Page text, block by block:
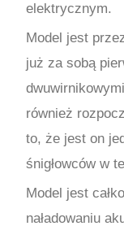
elektrycznym.
Model jest
już za sobą
również
to, że jest on
śnigłowców w
Model jest
naładowaniu